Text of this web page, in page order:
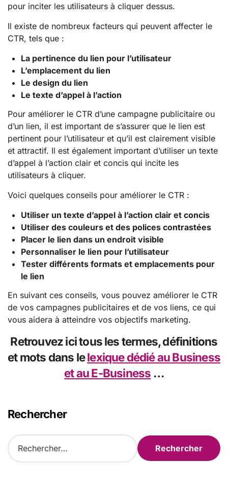
pour inciter les utilisateurs à cliquer dessus.
Il existe de nombreux facteurs qui peuvent affecter le
CTR, tels que :
La pertinence du lien pour l’utilisateur
L’emplacement du lien
Le design du lien
Le texte d’appel à l’action
Pour améliorer le CTR d’une campagne publicitaire ou
d’un lien, il est important de s’assurer que le lien est
pertinent pour l’utilisateur et qu’il est clairement visible
et attractif. Il est également important d’utiliser un texte
d’appel à l’action clair et concis qui incite les
utilisateurs à cliquer.
Voici quelques conseils pour améliorer le CTR :
Utiliser un texte d’appel à l’action clair et concis
Utiliser des couleurs et des polices contrastées
Placer le lien dans un endroit visible
Personnaliser le lien pour l’utilisateur
Tester différents formats et emplacements pour
le lien
En suivant ces conseils, vous pouvez améliorer le CTR
de vos campagnes publicitaires et de vos liens, ce qui
vous aidera à atteindre vos objectifs marketing.
Retrouvez ici tous lestermes,définitions
etmots dans lelexique dédié au Business
et au E-Business …
Rechercher
R
e